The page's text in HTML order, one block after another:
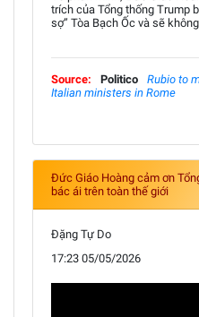
trích của Tổng thống Trump
sợ” Tòa Bạch Ốc và sẽ
Source: Politico
Rubio to
Italian ministers in Rome
Đức Giáo Hoàng cảm ơn
bác ái trên toàn thế giới
Đặng Tự Do
17:23 05/05/2026